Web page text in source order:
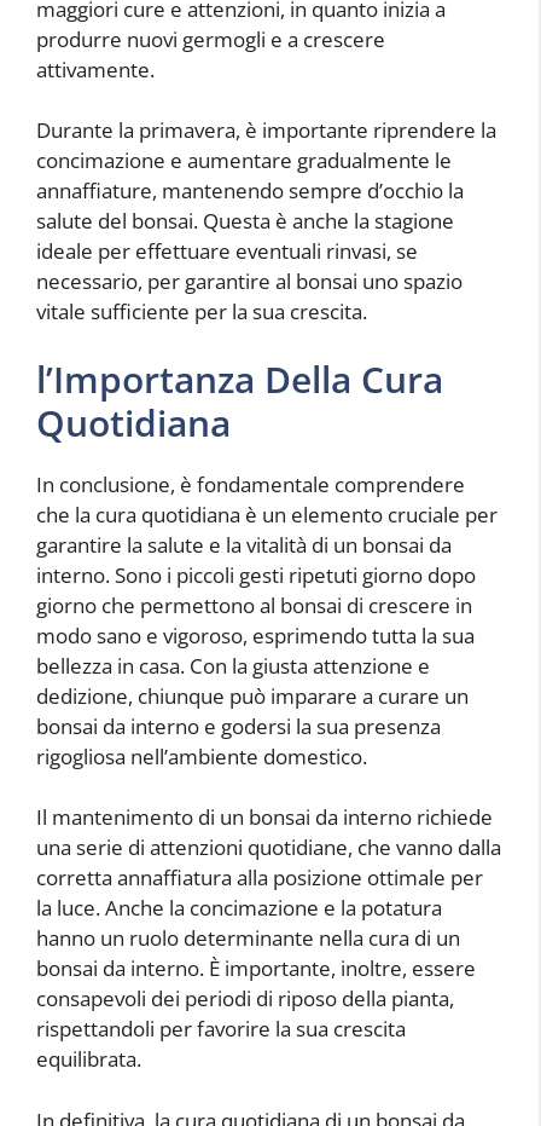
maggiori cure e attenzioni, in quanto inizia a
produrre nuovi germogli e a crescere
attivamente.
Durante la primavera, è importante riprendere la
concimazione e aumentare gradualmente le
annaffiature, mantenendo sempre d’occhio la
salute del bonsai. Questa è anche la stagione
ideale per effettuare eventuali rinvasi, se
necessario, per garantire al bonsai uno spazio
vitale sufficiente per la sua crescita.
l’Importanza Della Cura
Quotidiana
In conclusione, è fondamentale comprendere
che la cura quotidiana è un elemento cruciale per
garantire la salute e la vitalità di un bonsai da
interno. Sono i piccoli gesti ripetuti giorno dopo
giorno che permettono al bonsai di crescere in
modo sano e vigoroso, esprimendo tutta la sua
bellezza in casa. Con la giusta attenzione e
dedizione, chiunque può imparare a curare un
bonsai da interno e godersi la sua presenza
rigogliosa nell’ambiente domestico.
Il mantenimento di un bonsai da interno richiede
una serie di attenzioni quotidiane, che vanno dalla
corretta annaffiatura alla posizione ottimale per
la luce. Anche la concimazione e la potatura
hanno un ruolo determinante nella cura di un
bonsai da interno. È importante, inoltre, essere
consapevoli dei periodi di riposo della pianta,
rispettandoli per favorire la sua crescita
equilibrata.
In definitiva, la cura quotidiana di un bonsai da